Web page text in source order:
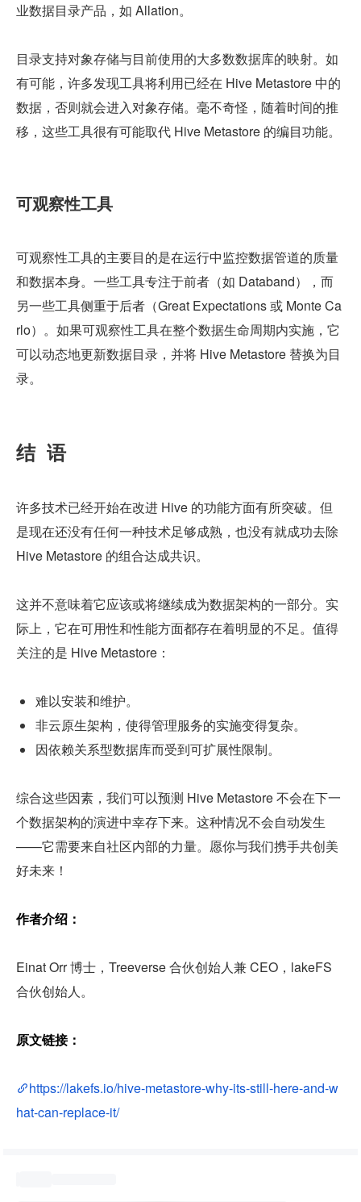
业数据目录产品，如 Allation。
目录支持对象存储与目前使用的大多数数据库的映射。如
有可能，许多发现工具将利用已经在 Hive Metastore 中的
数据，否则就会进入对象存储。毫不奇怪，随着时间的推
移，这些工具很有可能取代 Hive Metastore 的编目功能。
可观察性工具
可观察性工具的主要目的是在运行中监控数据管道的质量
和数据本身。一些工具专注于前者（如 Databand），而
另一些工具侧重于后者（Great Expectations 或 Monte Ca
rlo）。如果可观察性工具在整个数据生命周期内实施，它
可以动态地更新数据目录，并将 Hive Metastore 替换为目
录。
结  语
许多技术已经开始在改进 Hive 的功能方面有所突破。但
是现在还没有任何一种技术足够成熟，也没有就成功去除
Hive Metastore 的组合达成共识。
这并不意味着它应该或将继续成为数据架构的一部分。实
际上，它在可用性和性能方面都存在着明显的不足。值得
关注的是 Hive Metastore：
难以安装和维护。
非云原生架构，使得管理服务的实施变得复杂。
因依赖关系型数据库而受到可扩展性限制。
综合这些因素，我们可以预测 Hive Metastore 不会在下一
个数据架构的演进中幸存下来。这种情况不会自动发生
——它需要来自社区内部的力量。愿你与我们携手共创美
好未来！
作者介绍：
Einat Orr 博士，Treeverse 合伙创始人兼 CEO，lakeFS
合伙创始人。
原文链接：
https://lakefs.io/hive-metastore-why-its-still-here-and-w
hat-can-replace-it/